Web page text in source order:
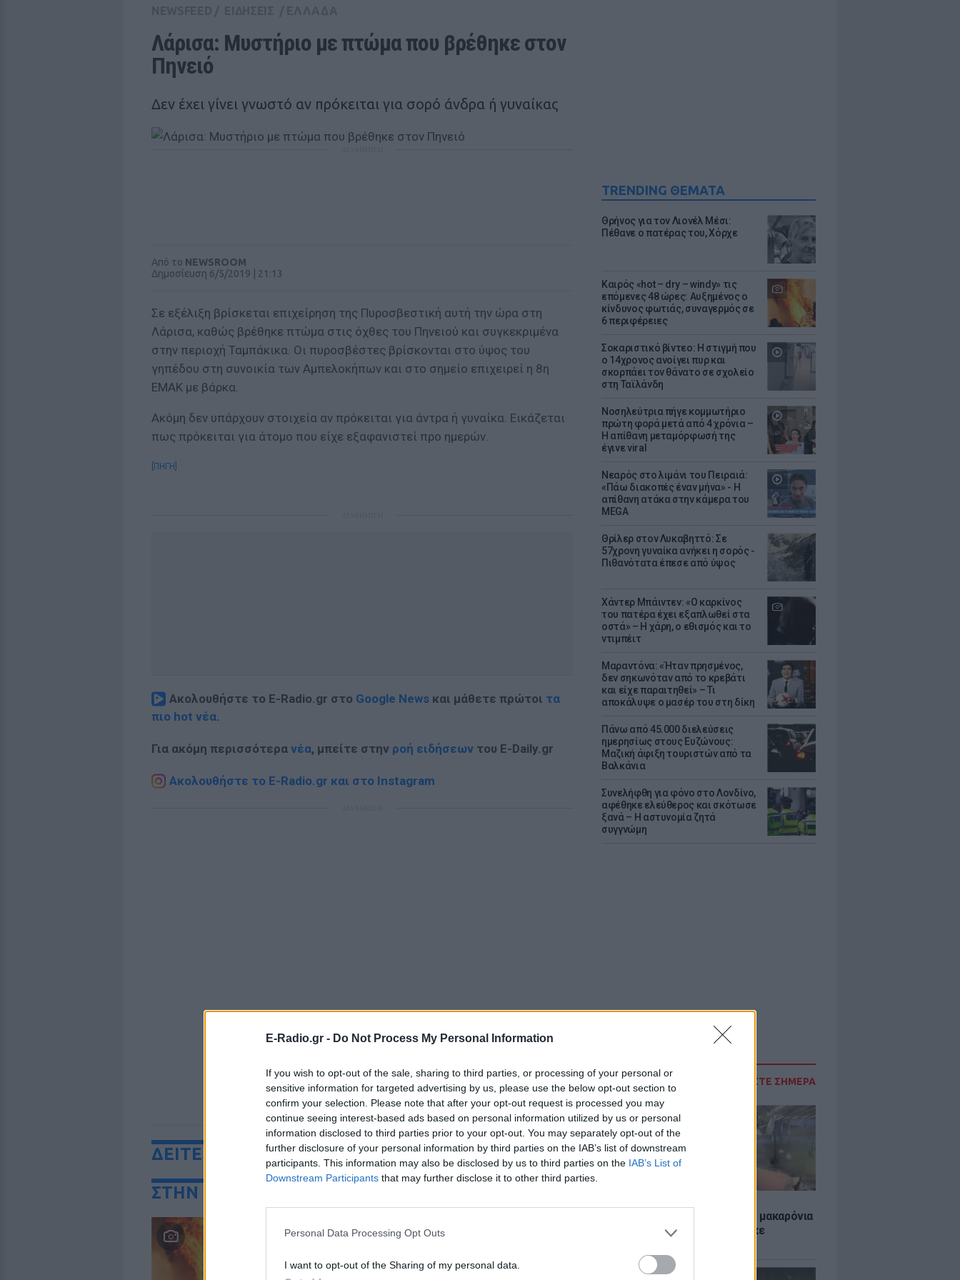
E-Radio.gr - Do Not Process My Personal Information
If you wish to opt-out of the sale, sharing to third parties, or processing of your personal or
sensitive information for targeted advertising by us, please use the below opt-out section to
confirm your selection. Please note that after your opt-out request is processed you may
continue seeing interest-based ads based on personal information utilized by us or personal
information disclosed to third parties prior to your opt-out. You may separately opt-out of the
further disclosure of your personal information by third parties on the IAB’s list of downstream
participants. This information may also be disclosed by us to third parties on the IAB’s List of
Downstream Participants that may further disclose it to other third parties.
Personal Data Processing Opt Outs
I want to opt-out of the Sharing of my personal data.
TRENDING ΘΕΜΑΤΑ
Θρήνος για τον Λιονέλ Μέσι:
Πέθανε ο πατέρας του, Χόρχε
Καιρός «hot – dry – windy» τις
επόμενες 48 ώρες: Αυξημένος ο
κίνδυνος φωτιάς, συναγερμός σε
6 περιφέρειες
Σοκαριστικό βίντεο: Η στιγμή που
ο 14χρονος ανοίγει πυρ και
σκορπάει τον θάνατο σε σχολείο
στη Ταϊλάνδη
Νοσηλεύτρια πήγε κομμωτήριο
πρώτη φορά μετά από 4 χρόνια –
Η απίθανη μεταμόρφωσή της
έγινε viral
Νεαρός στο λιμάνι του Πειραιά:
«Πάω διακοπές έναν μήνα» - Η
απίθανη ατάκα στην κάμερα του
MEGA
Θρίλερ στον Λυκαβηττό: Σε
57χρονη γυναίκα ανήκει η σορός -
Πιθανότατα έπεσε από ύψος
Χάντερ Μπάιντεν: «Ο καρκίνος
του πατέρα έχει εξαπλωθεί στα
οστά» – Η χάρη, ο εθισμός και το
ντιμπέιτ
Μαραντόνα: «Ήταν πρησμένος,
δεν σηκωνόταν από το κρεβάτι
και είχε παραιτηθεί» – Τι
αποκάλυψε ο μασέρ του στη δίκη
Πάνω από 45.000 διελεύσεις
ημερησίως στους Ευζώνους:
Μαζική άφιξη τουριστών από τα
Βαλκάνια
Συνελήφθη για φόνο στο Λονδίνο,
αφέθηκε ελεύθερος και σκότωσε
ξανά – Η αστυνομία ζητά
συγγνώμη
ΔΙΑΒΑΣΤΕ ΣΗΜΕΡΑ
Ο Μπρούκλιν Μπέκαμ έβρασε μακαρόνια
με θαλασσινό νερό και δέχτηκε
Λάρισα: Μυστήριο με πτώμα που βρέθηκε στον
Πηνειό
Δεν έχει γίνει γνωστό αν πρόκειται για σορό άνδρα ή γυναίκας
Από το NEWSROOM
Δημοσίευση 6/5/2019 | 21:13
Σε εξέλιξη βρίσκεται επιχείρηση της Πυροσβεστική αυτή την ώρα στη
Λάρισα, καθώς βρέθηκε πτώμα στις όχθες του Πηνειού και συγκεκριμένα
στην περιοχή Ταμπάκικα. Οι πυροσβέστες βρίσκονται στο ύψος του
γηπέδου στη συνοικία των Αμπελοκήπων και στο σημείο επιχειρεί η 8η
ΕΜΑΚ με βάρκα.
Ακόμη δεν υπάρχουν στοιχεία αν πρόκειται για άντρα ή γυναίκα. Εικάζεται
πως πρόκειται για άτομο που είχε εξαφανιστεί προ ημερών.
[ΠΗΓΗ]
Ακολουθήστε το E-Radio.gr στο Google News και μάθετε πρώτοι τα
πιο hot νέα.
Για ακόμη περισσότερα νέα, μπείτε στην ροή ειδήσεων του E-Daily.gr
Ακολουθήστε το E-Radio.gr και στο Instagram
ΔΕΙΤΕ ΕΠΙΣΗΣ
ΣΤΗΝ ΙΔΙΑ ΚΑΤΗΓΟΡΙΑ
Καιρός «hot – dry – windy» τις επόμενες 48 ώρες:
Αυξημένος ο κίνδυνος φωτιάς, συναγερμός σε 6
ΣΉΜΕΡΑ